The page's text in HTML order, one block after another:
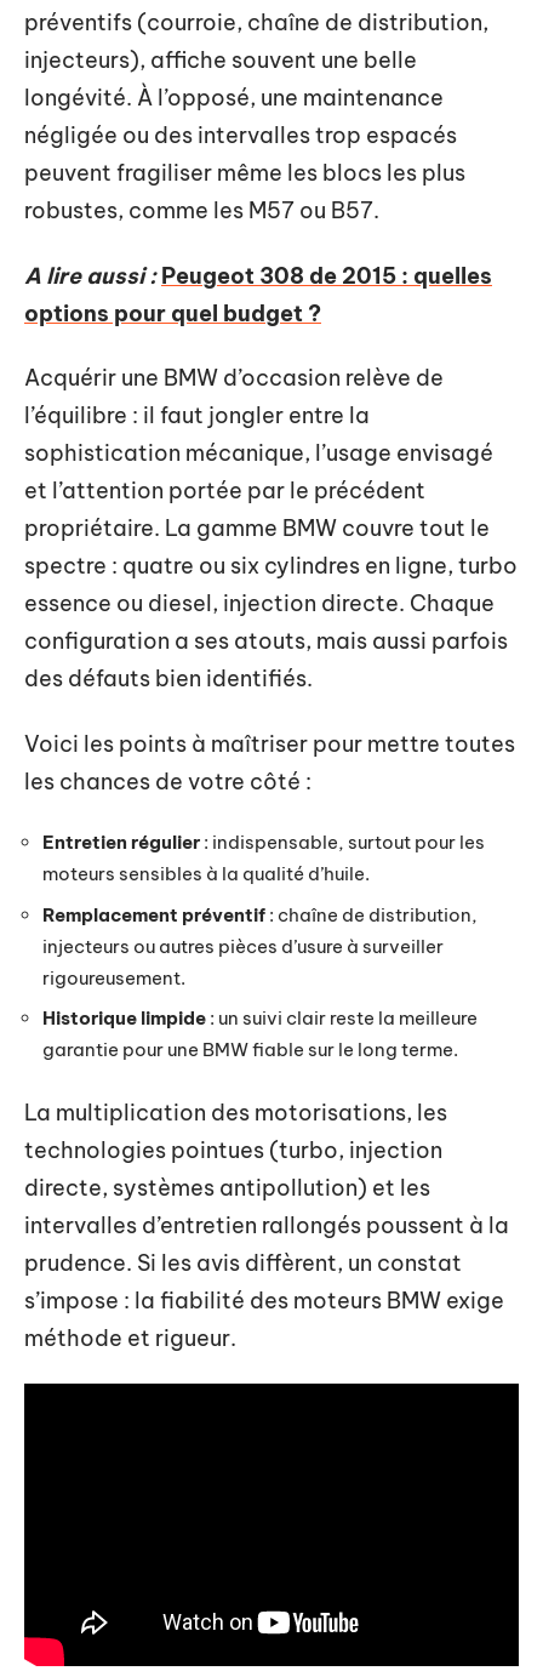
préventifs (courroie, chaîne de distribution,
injecteurs), affiche souvent une belle
longévité. À l’opposé, une maintenance
négligée ou des intervalles trop espacés
peuvent fragiliser même les blocs les plus
robustes, comme les M57 ou B57.
A lire aussi : Peugeot 308 de 2015 : quelles
options pour quel budget ?
Acquérir une BMW d’occasion relève de
l’équilibre : il faut jongler entre la
sophistication mécanique, l’usage envisagé
et l’attention portée par le précédent
propriétaire. La gamme BMW couvre tout le
spectre : quatre ou six cylindres en ligne, turbo
essence ou diesel, injection directe. Chaque
configuration a ses atouts, mais aussi parfois
des défauts bien identifiés.
Voici les points à maîtriser pour mettre toutes
les chances de votre côté :
Entretien régulier : indispensable, surtout pour les
moteurs sensibles à la qualité d’huile.
Remplacement préventif : chaîne de distribution,
injecteurs ou autres pièces d’usure à surveiller
rigoureusement.
Historique limpide : un suivi clair reste la meilleure
garantie pour une BMW fiable sur le long terme.
La multiplication des motorisations, les
technologies pointues (turbo, injection
directe, systèmes antipollution) et les
intervalles d’entretien rallongés poussent à la
prudence. Si les avis diffèrent, un constat
s’impose : la fiabilité des moteurs BMW exige
méthode et rigueur.